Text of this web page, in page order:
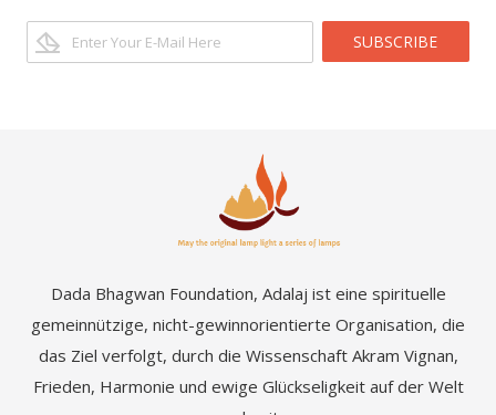
SUBSCRIBE
Dada Bhagwan Foundation, Adalaj ist eine spirituelle
gemeinnützige, nicht-gewinnorientierte Organisation, die
das Ziel verfolgt, durch die Wissenschaft Akram Vignan,
Frieden, Harmonie und ewige Glückseligkeit auf der Welt